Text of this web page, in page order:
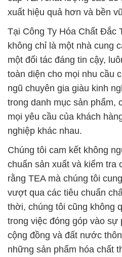
xuất hiệu quả hơn và bền
Tại Công Ty Hóa Chất Đắc
không chỉ là một nhà cung
một đối tác đáng tin cậy,
toàn diện cho mọi nhu cầu
ngũ chuyên gia giàu kinh
trong danh mục sản phẩm,
mọi yêu cầu của khách
nghiệp khác nhau.
Chúng tôi cam kết không
chuẩn sản xuất và kiểm tra
rằng TEA mà chúng tôi
vượt qua các tiêu chuẩn
thời, chúng tôi cũng không
trong việc đóng góp vào sự
cộng đồng và đất nước
những sản phẩm hóa chất